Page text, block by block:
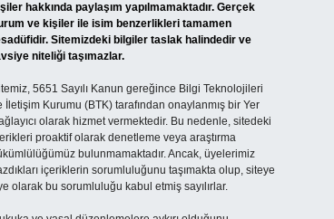
hakkında paylaşım yapılmamaktadır. Gerçek
ve kişiler ile isim benzerlikleri tamamen
Sitemizdeki bilgiler taslak halindedir ve
niteliği taşımazlar.
5651 Sayılı Kanun gereğince Bilgi Teknolojileri
İletişim Kurumu (BTK) tarafından onaylanmış bir Yer
olarak hizmet vermektedir. Bu nedenle, sitedeki
proaktif olarak denetleme veya araştırma
bulunmamaktadır. Ancak, üyelerimiz
içeriklerin sorumluluğunu taşımakta olup, siteye
olarak bu sorumluluğu kabul etmiş sayılırlar.